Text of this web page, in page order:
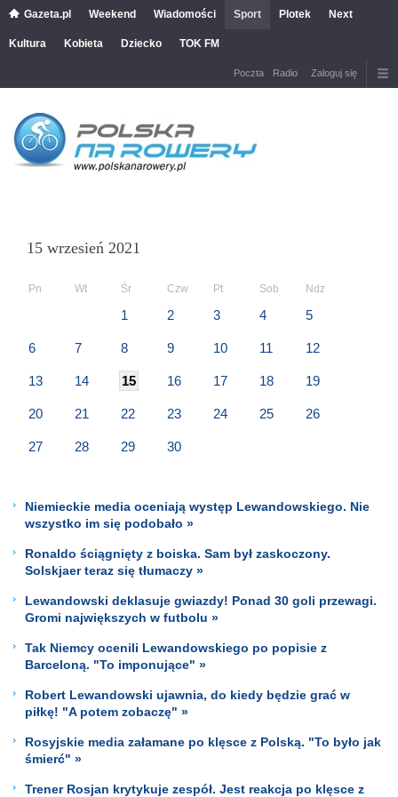
Gazeta.pl Weekend Wiadomości Sport Plotek Next
Kultura Kobieta Dziecko TOK FM
Poczta Radio Zaloguj się
15 wrzesień 2021
Pn Wt Śr Czw Pt Sob Ndz
1 2 3 4 5
6 7 8 9 10 11 12
13 14 15 16 17 18 19
20 21 22 23 24 25 26
27 28 29 30
Niemieckie media oceniają występ Lewandowskiego. Nie
wszystko im się podobało »
Ronaldo ściągnięty z boiska. Sam był zaskoczony.
Solskjaer teraz się tłumaczy »
Lewandowski deklasuje gwiazdy! Ponad 30 goli przewagi.
Gromi największych w futbolu »
Tak Niemcy ocenili Lewandowskiego po popisie z
Barceloną. "To imponujące" »
Robert Lewandowski ujawnia, do kiedy będzie grać w
piłkę! "A potem zobaczę" »
Rosyjskie media załamane po klęsce z Polską. "To było jak
śmierć" »
Trener Rosjan krytykuje zespół. Jest reakcja po klęsce z